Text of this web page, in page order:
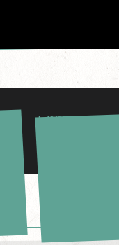
le 10/07/2017